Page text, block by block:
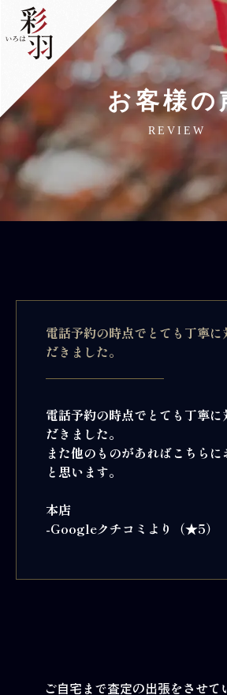
お客様の
REVIEW
電話予約の時点でとても丁寧に
だきました。
電話予約の時点でとても丁寧に
だきました。
また他のものがあればこちらに
と思います。
本店
-Googleクチコミより（★5）
ご自宅まで査定の出張をさせて